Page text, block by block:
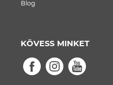
Blog
KÖVESS MINKET